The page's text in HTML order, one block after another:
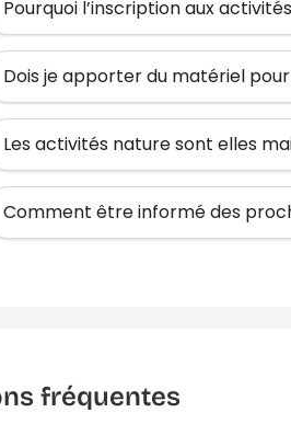
Pourquoi l’inscription aux
Dois je apporter du matériel
Les activités nature sont elles
Comment être informé des
fréquentes